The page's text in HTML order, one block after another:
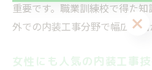
重要です。職業訓練校で得た
外での内装工事分野で幅広く活
女性にも人気の内装工事
無料お見積り